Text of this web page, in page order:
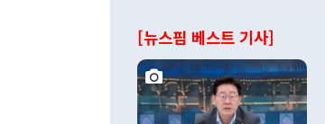
[뉴스핌 베스트 기사]